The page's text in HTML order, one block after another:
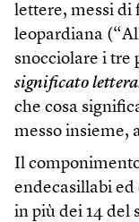
lettere, messi di
leopardiana
snocciolare i tre
significato
che cosa
messo insieme,
Il
endecasillabi ed
in più dei 14 del